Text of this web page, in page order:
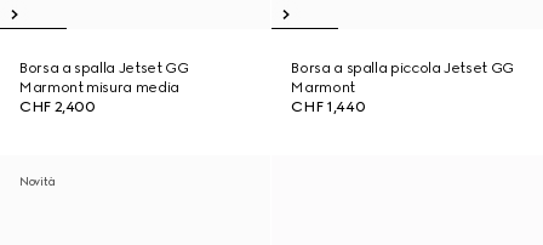
Borsa a spalla Jetset GG
Marmont misura media
CHF 2,400
Borsa a spalla piccola Jetset GG
Marmont
CHF 1,440
Novità